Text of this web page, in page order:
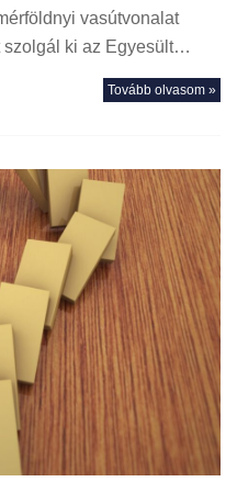
vasútvonalat
szolgál ki az Egyesült…
Tovább olvasom »